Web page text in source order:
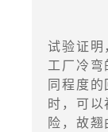
试验证明
工厂冷弯
同程度
时，可
险，故翘